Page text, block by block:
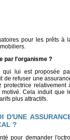
pour les prêts à
par l'organisme ?
qui lui est proposée
de refuser une
relativement
Cela induit que
plus attractifs.
D'UNE
?
pour demander